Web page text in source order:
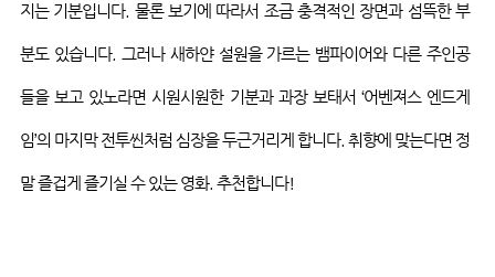
지는 기분입니다. 물론 보기에 따라서 조금 충격적인 장면과 섬뜩한 부
분도 있습니다. 그러나 새하얀 설원을 가르는 뱀파이어와 다른 주인공
들을 보고 있노라면 시원시원한 기분과 과장 보태서 ‘어벤져스 엔드게
임’의 마지막전투씬처럼 심장을 두근거리게 합니다. 취향에 맞는다면 정
말 즐겁게 즐기실 수 있는 영화. 추천합니다!